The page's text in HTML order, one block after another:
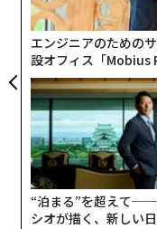
それでも、すべて
前面かつ中央に押
Globant （グローバ
ディエゴ・タルテラ
いのように感じら
スクをもたらすか
ことの方が、より
のです」
エンジニアのための
設オフィス「Mobius
がオープン──タマ
が健康経営を徹底す
“泊まる”を超えて
シオが描く、新しい